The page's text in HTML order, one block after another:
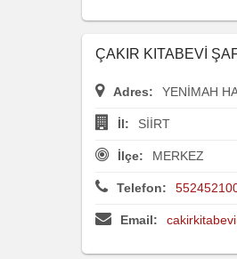
ÇAKIR KITABEVİ
Adres: YENİMAH
İl: SİİRT
İlçe: MERKEZ
Telefon:
Email: